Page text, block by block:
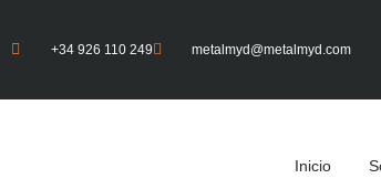
+34 926 110 249 metalmyd@metalmyd.com
Inicio